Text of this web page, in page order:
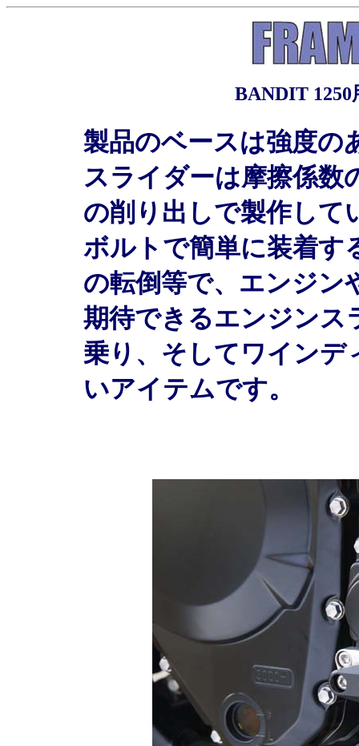
BANDIT
製品のベースは強度の
スライダーは摩擦係数
の削り出しで製作し
ボルトで簡単に装着
の転倒等で、エンジン
期待できるエンジンス
乗り、そしてワインデ
いアイテムです。